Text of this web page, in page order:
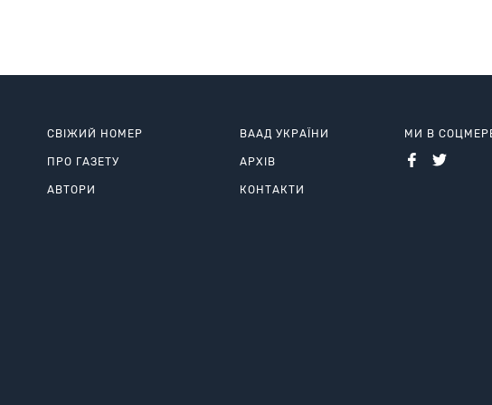
СВІЖИЙ НОМЕР
ПРО ГАЗЕТУ
АВТОРИ
ВААД УКРАЇНИ
АРХІВ
КОНТАКТИ
МИ В